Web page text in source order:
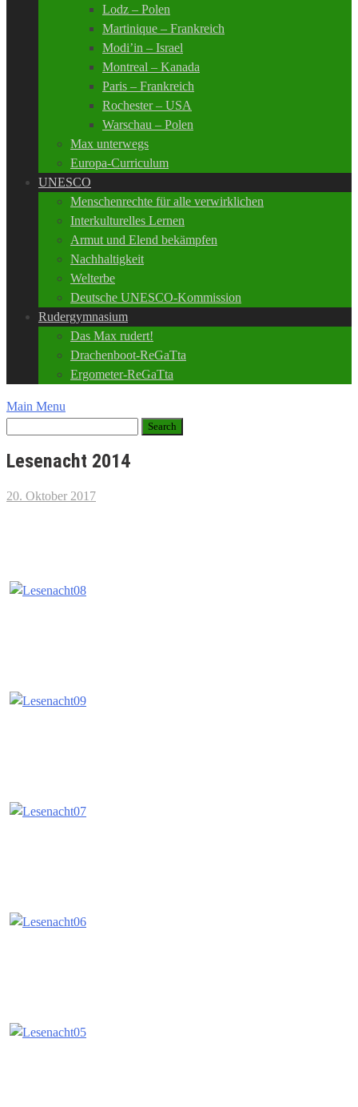
Lodz – Polen
Martinique – Frankreich
Modi’in – Israel
Montreal – Kanada
Paris – Frankreich
Rochester – USA
Warschau – Polen
Max unterwegs
Europa-Curriculum
UNESCO
Menschenrechte für alle verwirklichen
Interkulturelles Lernen
Armut und Elend bekämpfen
Nachhaltigkeit
Welterbe
Deutsche UNESCO-Kommission
Rudergymnasium
Das Max rudert!
Drachenboot-ReGaTta
Ergometer-ReGaTta
Main Menu
Lesenacht 2014
20. Oktober 2017